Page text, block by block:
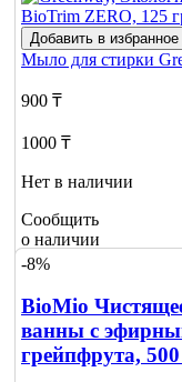
Добавить в избранное
Мыло для стирки
900 ₸
1000 ₸
Нет в наличии
Сообщить
о наличии
-8%
BioMio
ванны с
грейпфрута,